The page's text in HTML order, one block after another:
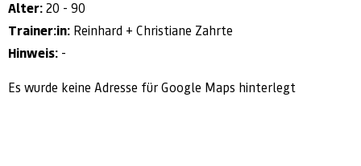
Alter: 20 - 90
Trainer:in: Reinhard + Christiane Zahrte
Hinweis: -
Es wurde keine Adresse für Google Maps hinterlegt